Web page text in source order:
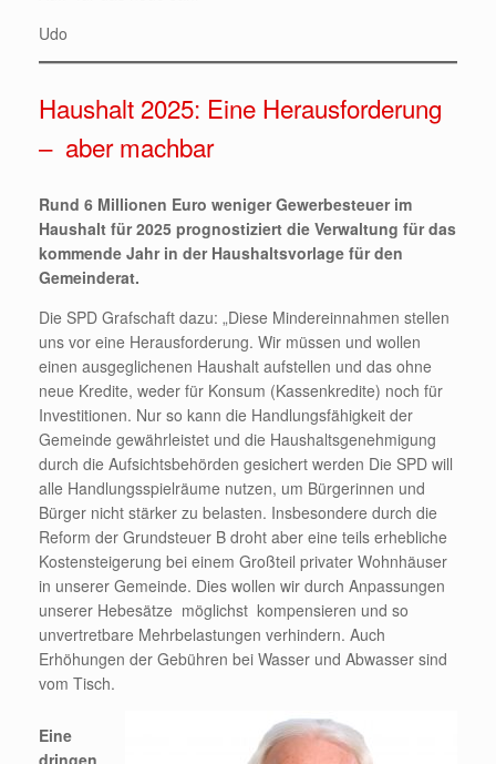
Udo
Haushalt 2025: Eine Herausforderung
– aber machbar
Rund 6 Millionen Euro weniger Gewerbesteuer im
Haushalt für 2025 prognostiziert die Verwaltung für das
kommende Jahr in der Haushaltsvorlage für den
Gemeinderat.
Die SPD Grafschaft dazu: „Diese Mindereinnahmen stellen
uns vor eine Herausforderung. Wir müssen und wollen
einen ausgeglichenen Haushalt aufstellen und das ohne
neue Kredite, weder für Konsum (Kassenkredite) noch für
Investitionen. Nur so kann die Handlungsfähigkeit der
Gemeinde gewährleistet und die Haushaltsgenehmigung
durch die Aufsichtsbehörden gesichert werden Die SPD will
alle Handlungsspielräume nutzen, um Bürgerinnen und
Bürger nicht stärker zu belasten. Insbesondere durch die
Reform der Grundsteuer B droht aber eine teils erhebliche
Kostensteigerung bei einem Großteil privater Wohnhäuser
in unserer Gemeinde. Dies wollen wir durch Anpassungen
unserer Hebesätze möglichst kompensieren und so
unvertretbare Mehrbelastungen verhindern. Auch
Erhöhungen der Gebühren bei Wasser und Abwasser sind
vom Tisch.
Eine
dringen